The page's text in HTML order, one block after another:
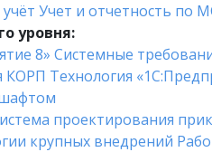
Учет и отчетность по
уровня:
8» Системные
КОРП Технология
проектирования
крупных внедрений